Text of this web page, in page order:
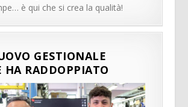
è qui che si crea la qualità!
GESTIONALE
HA RADDOPPIATO